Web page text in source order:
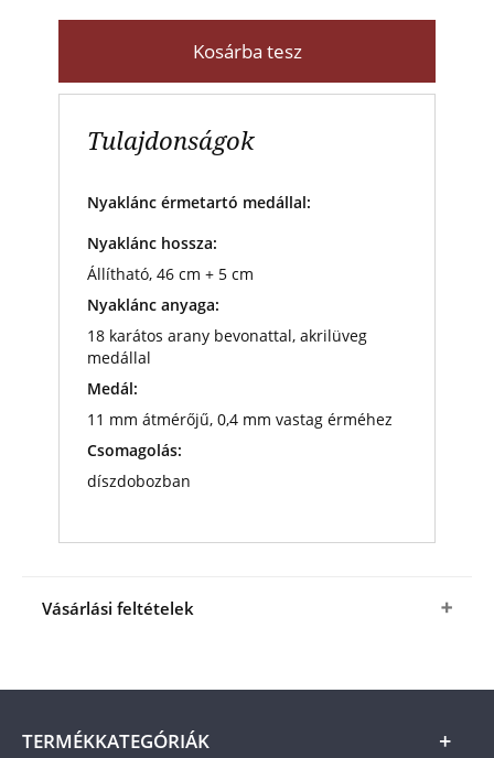
Kosárba tesz
Tulajdonságok
Nyaklánc érmetartó medállal:
Nyaklánc hossza:
Állítható, 46 cm + 5 cm
Nyaklánc anyaga:
18 karátos arany bevonattal, akrilüveg
medállal
Medál:
11 mm átmérőjű, 0,4 mm vastag érméhez
Csomagolás:
díszdobozban
Vásárlási feltételek
érmetartó medállala fenti kedvező áron (+
postaköltség).A termék ára online, vagy
szállításkor a futárnak vagy a termékhez csatolt
TERMÉKKATEGÓRIÁK